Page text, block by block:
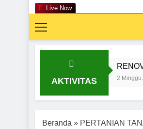
Live Now
AKTIVITAS
RENOVASI
2 Minggu Ago
Beranda » PERTANIAN